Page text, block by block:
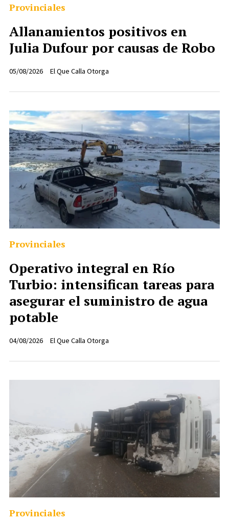
Allanamientos positivos en
Julia Dufour por causas de Robo
El Que Calla Otorga
Provinciales
05/08/2026
Operativo integral en Río
Turbio: intensifican tareas para
asegurar el suministro de agua
potable
El Que Calla Otorga
Provinciales
04/08/2026
Provinciales